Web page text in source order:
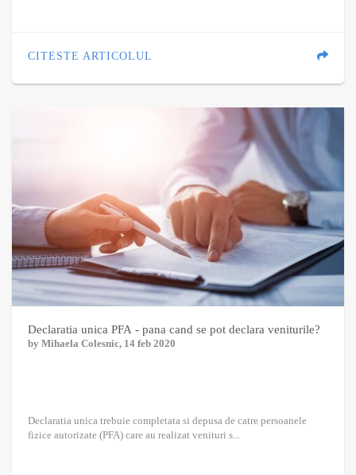
CITESTE ARTICOLUL
Declaratia unica PFA - pana cand se pot declara veniturile?
by Mihaela Colesnic, 14 feb 2020
Declaratia unica trebuie completata si depusa de catre persoanele
fizice autorizate (PFA) care au realizat venituri s...